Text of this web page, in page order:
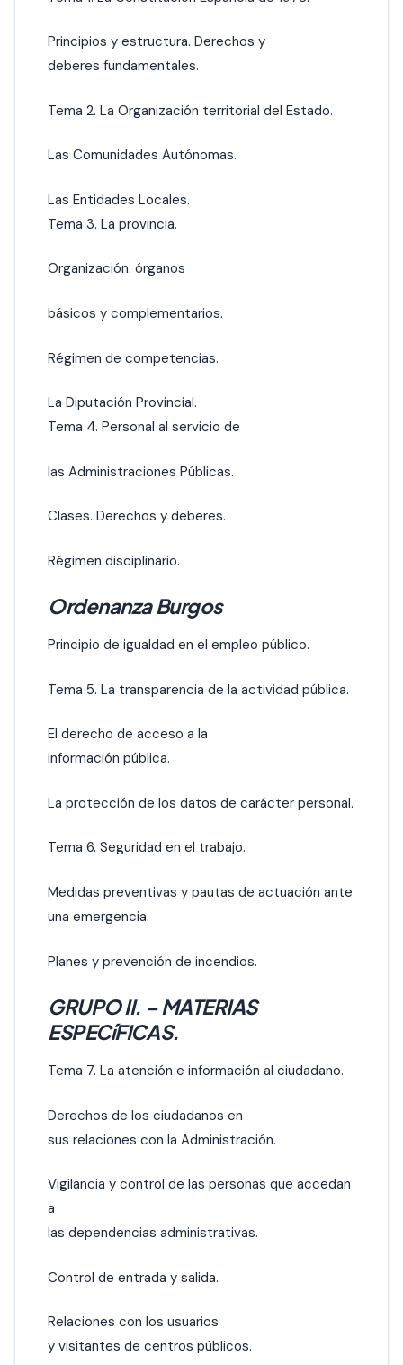
Principios y estructura. Derechos y
deberes fundamentales.
Tema 2. La Organización territorial del Estado.
Las Comunidades Autónomas.
Las Entidades Locales.
Tema 3. La provincia.
Organización: órganos
básicos y complementarios.
Régimen de competencias.
La Diputación Provincial.
Tema 4. Personal al servicio de
las Administraciones Públicas.
Clases. Derechos y deberes.
Régimen disciplinario.
Ordenanza Burgos
Principio de igualdad en el empleo público.
Tema 5. La transparencia de la actividad pública.
El derecho de acceso a la
información pública.
La protección de los datos de carácter personal.
Tema 6. Seguridad en el trabajo.
Medidas preventivas y pautas de actuación ante
una emergencia.
Planes y prevención de incendios.
GRUPO II. – MATERIAS
ESPECíFICAS.
Tema 7. La atención e información al ciudadano.
Derechos de los ciudadanos en
sus relaciones con la Administración.
Vigilancia y control de las personas que accedan
a
las dependencias administrativas.
Control de entrada y salida.
Relaciones con los usuarios
y visitantes de centros públicos.